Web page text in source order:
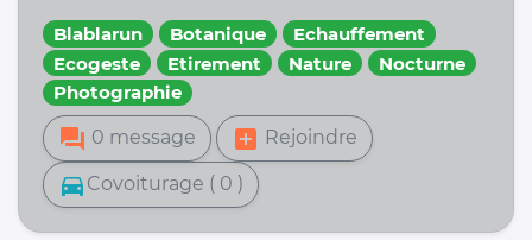
Blablarun Botanique
Echauffement
Ecogeste
Etirement Nature
Nocturne
Photographie
forum 0 message add_box Rejoindre
directions_car Covoiturage ( 0 )